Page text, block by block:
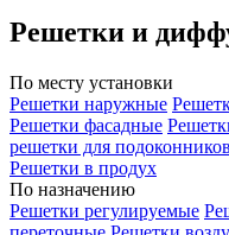
Решетки и
По месту установки
Решетки наружные
Решетки фасадные
решетки для подоконников
Решетки в продух
По назначению
Решетки регулируемые